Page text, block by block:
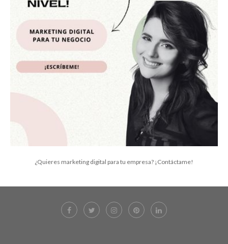
¿Quieres marketing digital para tu empresa? ¡Contáctame!